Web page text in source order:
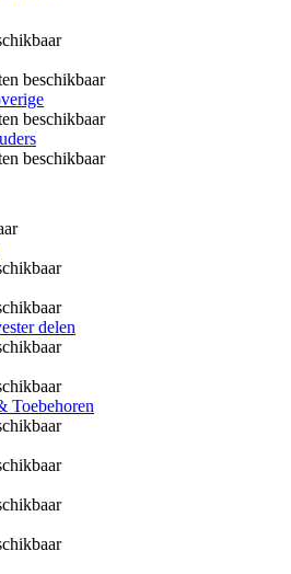
beschikbaar
beschikbaar
beschikbaar
delen
Toebehoren